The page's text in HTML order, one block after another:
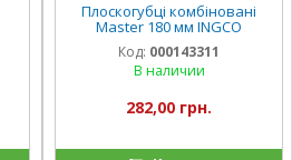
Плоскогубці комбіновані
Master 180 мм INGCO
INDUSTRIAL
Код: 000143311
В наличии
282,00 грн.